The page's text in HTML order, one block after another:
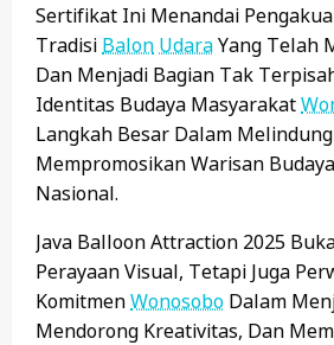
Sertifikat Ini Menandai
Tradisi Balon UdaraYang Telah
Dan Menjadi Bagian Tak
Identitas Budaya Masyarakat
Langkah Besar Dalam
Mempromosikan Warisan
Nasional.
Java Balloon Attraction 2025
Perayaan Visual, Tetapi Juga
KomitmenWonosobo Dalam
Mendorong Kreativitas, Dan